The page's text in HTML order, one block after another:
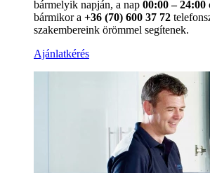
bármelyik napján, a nap 00:00 – 24:00
bármikor a +36 (70) 600 37 72
szakembereink örömmel segítenek.
Ajánlatkérés